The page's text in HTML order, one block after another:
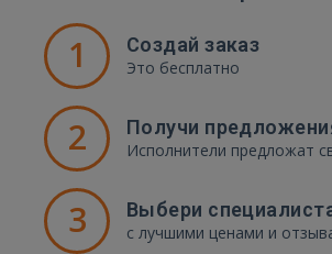
1 Создай заказ
Это бесплатно
2 Получи
Исполнители предложат
3 Выбери
с лучшими ценами и